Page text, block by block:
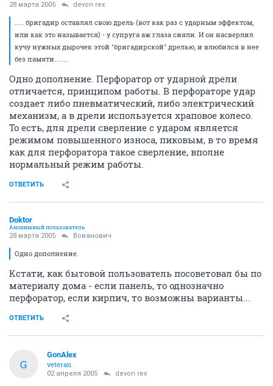
28 марта 2005 devon rex
..... бригадир оставлял свою дрель (вот как раз с ударным эффектом,
или как это называется) - у супруга аж глаза сияли. И он насверлил
кучу нужных дырочек этой "бригадирской" дрелью, и влюбился в нее
без памяти........
Одно дополнение. Перфоратор от ударной дрели
отличается, принципом работы. В перфораторе удар
создает либо пневматический, либо электрический
механизм, а в дрели используется храповое колесо.
То есть, для дрели сверление с ударом является
режимом повышенного износа, пиковым, в то время
как для перфоратора такое сверление, вполне
нормальный режим работы.
ОТВЕТИТЬ
Doktor
Анонимный пользователь
28 марта 2005 Вованович
Одно дополнение.
Кстати, как бытовой пользователь посоветовал бы по
материалу дома - если панель, то однозначно
перфоратор, если кирпич, то возможны варианты...
ОТВЕТИТЬ
G
GonAlex
veteran
02 апреля 2005 devon rex